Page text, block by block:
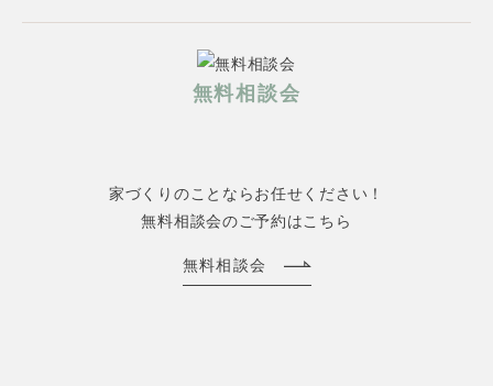
無料相談会
家づくりのことならお任せください！
無料相談会のご予約はこちら
無料相談会